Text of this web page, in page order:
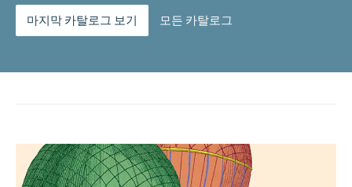
마지막 카탈로그 보기 모든 카탈로그